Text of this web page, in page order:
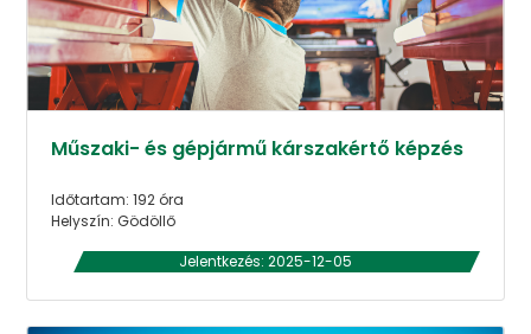
Műszaki- és gépjármű kárszakértő képzés
Időtartam: 192 óra
Helyszín: Gödöllő
Jelentkezés: 2025-12-05